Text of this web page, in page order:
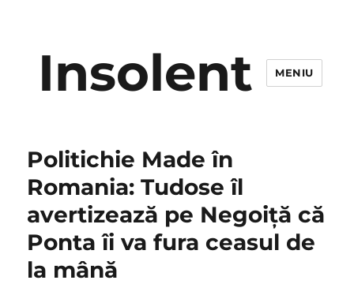
Insolent MENIU
Politichie Made în
Romania: Tudose îl
avertizează pe Negoiţă că
Ponta îi va fura ceasul de
la mână